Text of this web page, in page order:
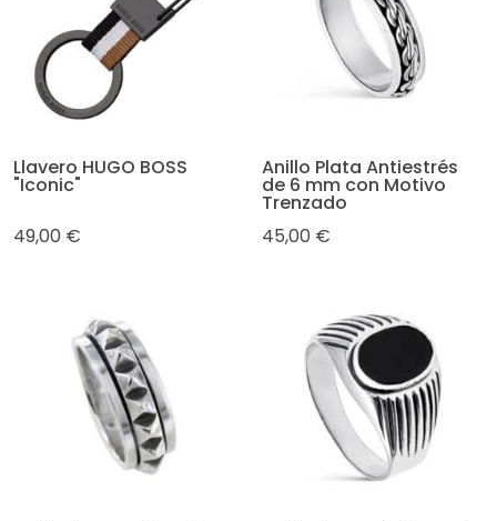
Llavero HUGO BOSS
"Iconic"
49,00 €
Anillo Plata Antiestrés
de 6 mm con Motivo
Trenzado
45,00 €